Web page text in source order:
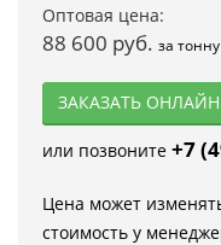
Оптовая цена:
88 600 руб. за тонну
ЗАКАЗАТЬ ОНЛАЙН
или позвоните +7
Цена может
стоимость у